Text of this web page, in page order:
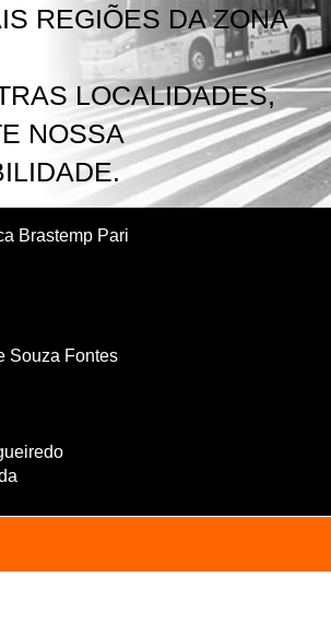
REGIÕES DA ZONA
LOCALIDADES,
NOSSA
Brastemp Pari
Souza Fontes